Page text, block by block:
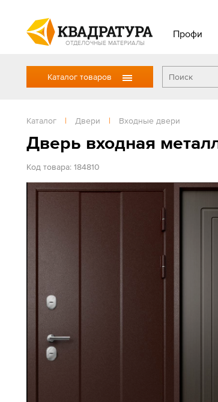
ОТДЕЛОЧНЫЕ МАТЕРИАЛЫ
Профи
Каталог товаров
Каталог | Двери | Входные двери
Дверь входная
Код товара: 184810